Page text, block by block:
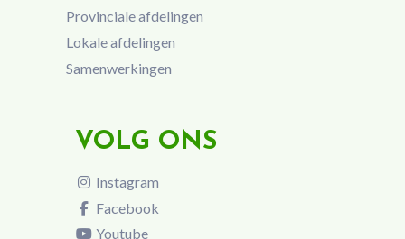
Provinciale afdelingen
Lokale afdelingen
Samenwerkingen
VOLG ONS
Instagram
Facebook
Youtube